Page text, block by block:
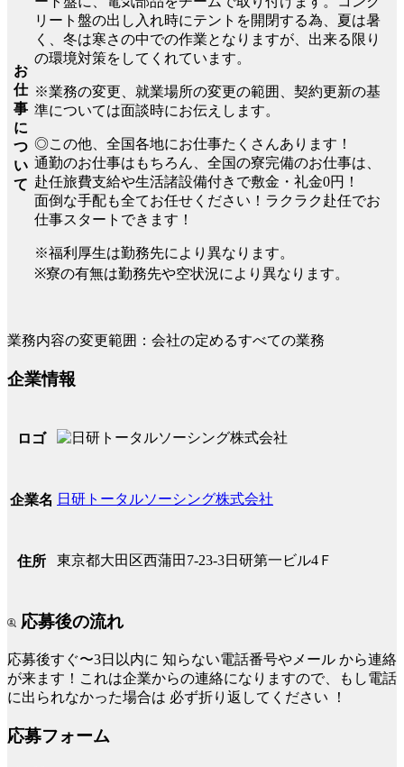
お
仕
事
に
つ
い
て
リート盤の出し入れ時にテントを開閉する為、夏は暑
く、冬は寒さの中での作業となりますが、出来る限り
の環境対策をしてくれています。
※業務の変更、就業場所の変更の範囲、契約更新の基
準については面談時にお伝えします。
◎この他、全国各地にお仕事たくさんあります！
通勤のお仕事はもちろん、全国の寮完備のお仕事は、
赴任旅費支給や生活諸設備付きで敷金・礼金0円！
面倒な手配も全てお任せください！ラクラク赴任でお
仕事スタートできます！
※福利厚生は勤務先により異なります。
※寮の有無は勤務先や空状況により異なります。
業務内容の変更範囲：会社の定めるすべての業務
企業情報
ロゴ
企業名 日研トータルソーシング株式会社
住所 東京都大田区西蒲田7-23-3日研第一ビル4Ｆ
応募後の流れ
応募後すぐ〜3日以内に 知らない電話番号やメール から連絡
が来ます！これは企業からの連絡になりますので、もし電話
に出られなかった場合は 必ず折り返してください ！
応募フォーム